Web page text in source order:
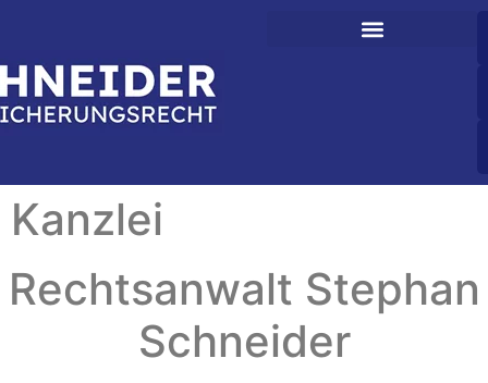
Kanzlei
Rechtsanwalt Stephan
Schneider